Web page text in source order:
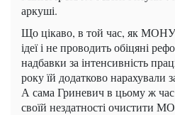
аркуші.
Що цікаво, в той час, як МОНУ
ідеї і не проводить обіцяні
надбавки за інтенсивність
року їй додатково нарахували
А сама Гриневич в цьому ж
своїй нездатності очистити